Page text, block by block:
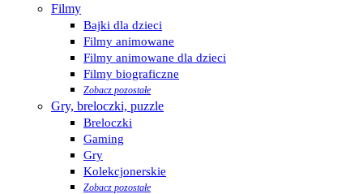
Filmy
Bajki dla dzieci
Filmy animowane
Filmy animowane dla dzieci
Filmy biograficzne
Zobacz pozostałe
Gry, breloczki, puzzle
Breloczki
Gaming
Gry
Kolekcjonerskie
Zobacz pozostałe